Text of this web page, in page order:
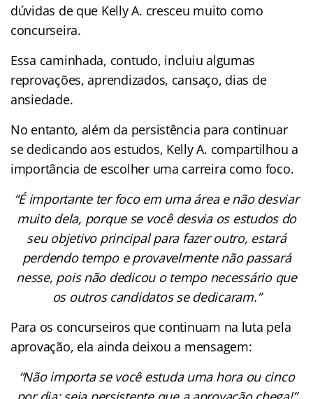
dúvidas de que Kelly A. cresceu muito como
concurseira.
Essa caminhada, contudo, incluiu algumas
reprovações, aprendizados, cansaço, dias de
ansiedade.
No entanto, além da persistência para continuar
se dedicando aos estudos, Kelly A. compartilhou a
importância de escolher uma carreira como foco.
“É importante ter foco em uma área e não desviar
muito dela, porque se você desvia os estudos do
seu objetivo principal para fazer outro, estará
perdendo tempo e provavelmente não passará
nesse, pois não dedicou o tempo necessário que
os outros candidatos se dedicaram.”
Para os concurseiros que continuam na luta pela
aprovação, ela ainda deixou a mensagem:
“Não importa se você estuda uma hora ou cinco